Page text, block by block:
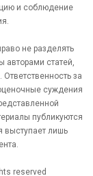
и соблюдение
не разделять
авторами статей,
за
суждения
публикуются
выступает лишь
reserved